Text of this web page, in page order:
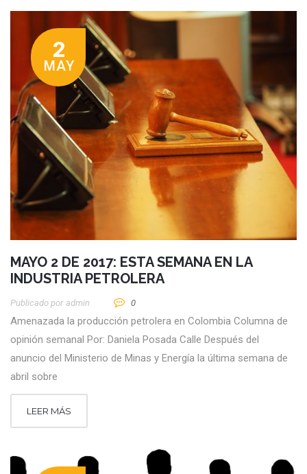
2
MAY
MAYO 2 DE 2017: ESTA SEMANA EN LA
INDUSTRIA PETROLERA
Publicado por Admin 0
Amenazada la producción petrolera en Colombia Columna de
opinión semanal Por: Daniela Posada Calle Después del
anuncio del Ministerio de Minas y Energía la última semana de
abril sobre
LEER MÁS